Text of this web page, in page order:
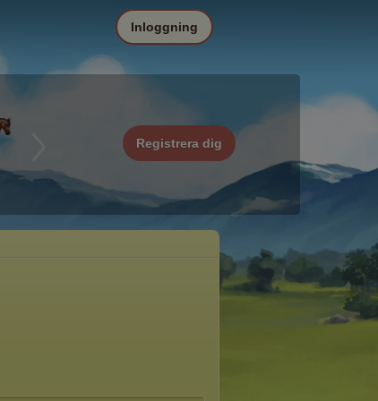
Registrera dig
Inloggning